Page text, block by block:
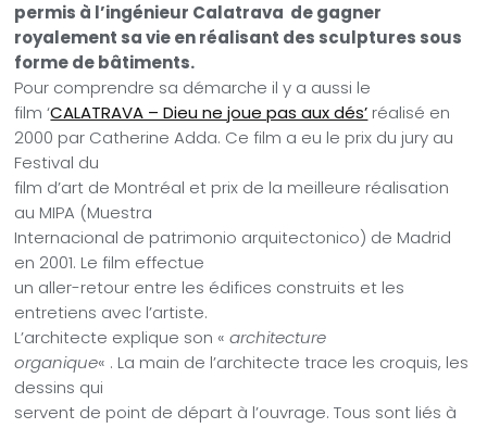
permis à l’ingénieur Calatrava de gagner
royalement sa vie en réalisant des sculptures sous
forme de bâtiments.
Pour comprendre sa démarche il y a aussi le
film ‘CALATRAVA – Dieu ne joue pas aux dés’ réalisé en
2000 par Catherine Adda. Ce film a eu le prix du jury au
Festival du
film d’art de Montréal et prix de la meilleure réalisation
au MIPA (Muestra
Internacional de patrimonio arquitectonico) de Madrid
en 2001. Le film effectue
un aller-retour entre les édifices construits et les
entretiens avec l’artiste.
L’architecte explique son «architecture
organique« . La main de l’architecte trace les croquis, les
dessins qui
servent de point de départ à l’ouvrage. Tous sont liés à